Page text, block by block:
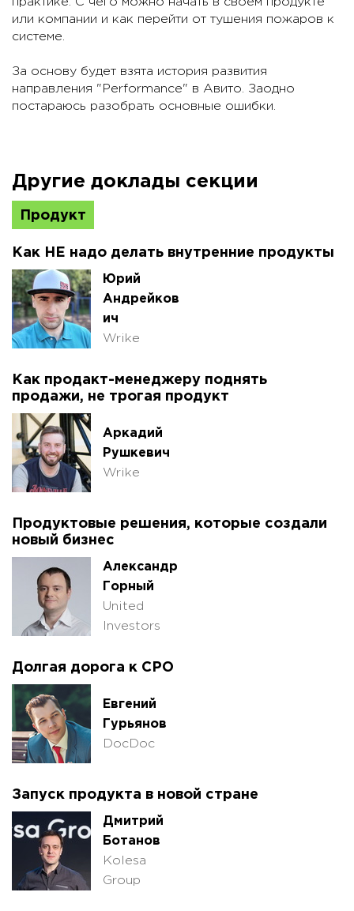
или компании и как перейти от тушения пожаров к
системе.
За основу будет взята история развития
направления "Performance" в Авито. Заодно
постараюсь разобрать основные ошибки.
Другие доклады секции
Продукт
Как НЕ надо делать внутренние продукты
Юрий
Андрейков
ич
Wrike
Как продакт-менеджеру поднять
продажи, не трогая продукт
Аркадий
Рушкевич
Wrike
Продуктовые решения, которые создали
новый бизнес
Александр
Горный
United
Investors
Долгая дорога к CPO
Евгений
Гурьянов
DocDoc
Запуск продукта в новой стране
Дмитрий
Ботанов
Kolesa
Group